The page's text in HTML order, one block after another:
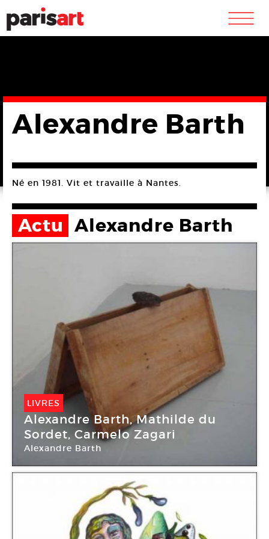
m
Alexandre Barth
Né en 1981. Vit et travaille à Nantes.
Actu Alexandre Barth
LIVRES
Alexandre Barth, Mathilde du
Sordet, Carmelo Zagari
Alexandre Barth